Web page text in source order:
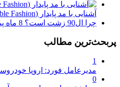
آشنایی با مد پایدار (Sustainable Fashion)
چرا ال90 زشت است؟
8 ماه پیش
پربحث‌ترین مطالب
1
مدیرعامل فورد: اروپا
0